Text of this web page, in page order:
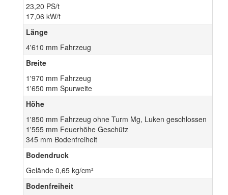
23,20 PS/t
17,06 kW/t
Länge
4'610 mm Fahrzeug
Breite
1'970 mm Fahrzeug
1'650 mm Spurweite
Höhe
1'850 mm Fahrzeug ohne Turm Mg, Luken geschlossen
1'555 mm Feuerhöhe Geschütz
345 mm Bodenfreiheit
Bodendruck
Gelände 0,65 kg/cm²
Bodenfreiheit